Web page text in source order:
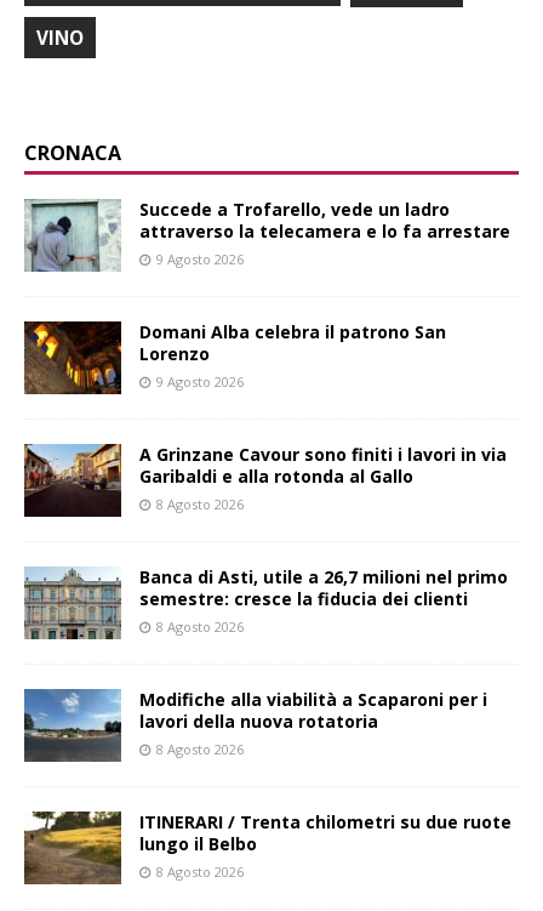
VINO
CRONACA
Succede a Trofarello, vede un ladro
attraverso la telecamera e lo fa arrestare
9 Agosto 2026
Domani Alba celebra il patrono San
Lorenzo
9 Agosto 2026
A Grinzane Cavour sono finiti i lavori in via
Garibaldi e alla rotonda al Gallo
8 Agosto 2026
Banca di Asti, utile a 26,7 milioni nel primo
semestre: cresce la fiducia dei clienti
8 Agosto 2026
Modifiche alla viabilità a Scaparoni per i
lavori della nuova rotatoria
8 Agosto 2026
ITINERARI / Trenta chilometri su due ruote
lungo il Belbo
8 Agosto 2026